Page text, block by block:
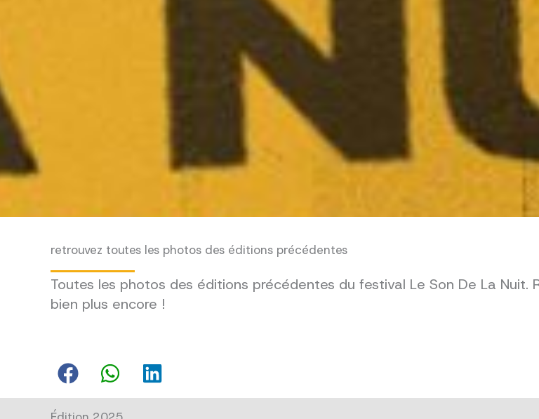
retrouvez toutes les photos des éditions précédentes
Toutes les photos des éditions précédentes du festival Le Son De La Nuit.
bien plus encore !